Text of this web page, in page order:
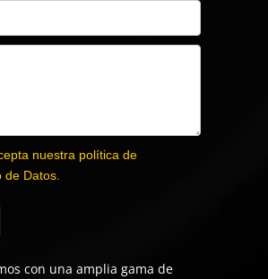
nuestra política de
de Datos.
con una amplia gama de